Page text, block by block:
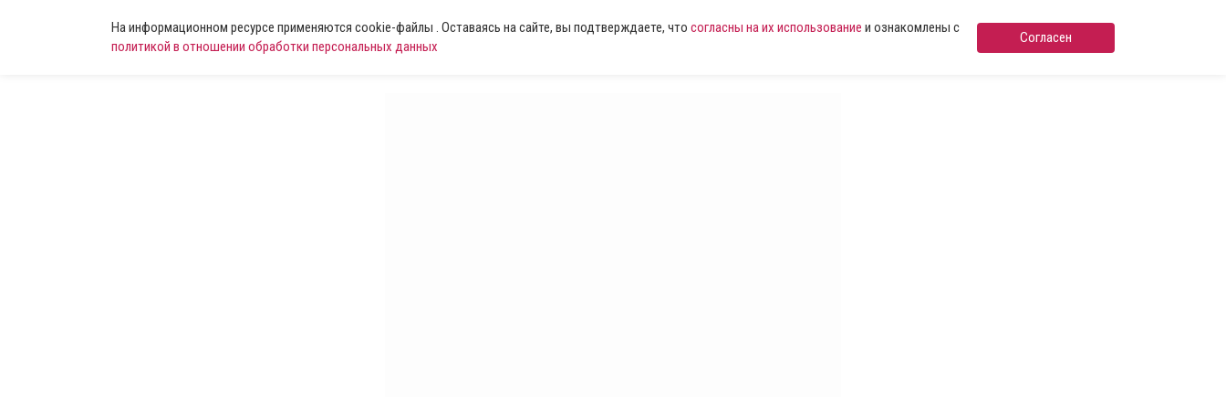
На информационном ресурсе применяются cookie-файлы . Оставаясь на сайте, вы подтверждаете, что согласны на их использование и ознакомлены с
политикой в отношении обработки персональных данных
Согласен